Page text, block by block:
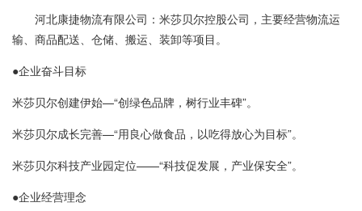
河北康捷物流有限公司：米莎贝尔控股公司，主要经营物流运
输、商品配送、仓储、搬运、装卸等项目。
●企业奋斗目标
米莎贝尔创建伊始—“创绿色品牌，树行业丰碑”。
米莎贝尔成长完善—“用良心做食品，以吃得放心为目标”。
米莎贝尔科技产业园定位——“科技促发展，产业保安全”。
●企业经营理念